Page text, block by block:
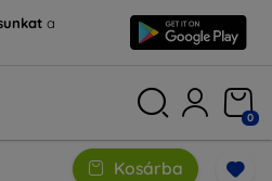
a
0
Kosárba